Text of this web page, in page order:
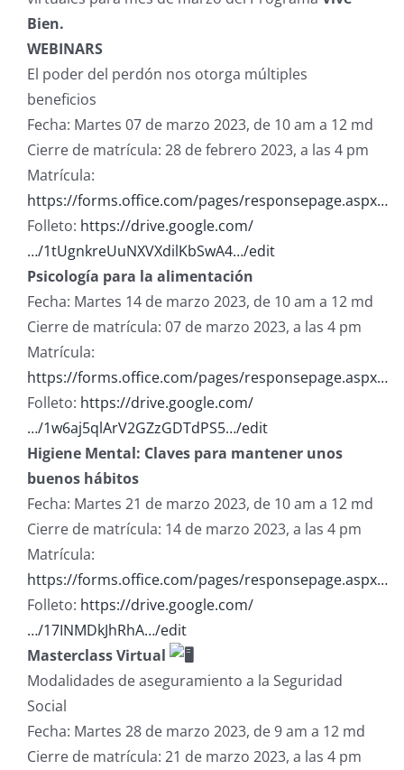
Bien.
WEBINARS
El poder del perdón nos otorga múltiples
beneficios
Fecha: Martes 07 de marzo 2023, de 10 am a 12 md
Cierre de matrícula: 28 de febrero 2023, a las 4 pm
Matrícula:
https://forms.office.com/pages/responsepage.aspx…
Folleto: https://drive.google.com/
…/1tUgnkreUuNXVXdilKbSwA4…/edit
Psicología para la alimentación
Fecha: Martes 14 de marzo 2023, de 10 am a 12 md
Cierre de matrícula: 07 de marzo 2023, a las 4 pm
Matrícula:
https://forms.office.com/pages/responsepage.aspx…
Folleto: https://drive.google.com/
…/1w6aj5qlArV2GZzGDTdPS5…/edit
Higiene Mental: Claves para mantener unos
buenos hábitos
Fecha: Martes 21 de marzo 2023, de 10 am a 12 md
Cierre de matrícula: 14 de marzo 2023, a las 4 pm
Matrícula:
https://forms.office.com/pages/responsepage.aspx…
Folleto: https://drive.google.com/
…/17INMDkJhRhA…/edit
Masterclass Virtual
Modalidades de aseguramiento a la Seguridad
Social
Fecha: Martes 28 de marzo 2023, de 9 am a 12 md
Cierre de matrícula: 21 de marzo 2023, a las 4 pm